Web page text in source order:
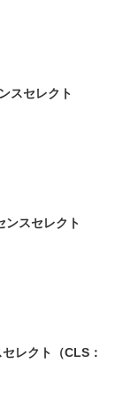
スセレクト
スセレクト
レクト（CLS：